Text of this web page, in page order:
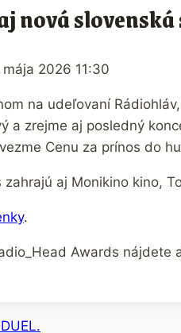
nová
mája 2026 11:30
na udeľovaní
a zrejme aj posledný
Cenu za prínos do
aj Monikino kino,
.
Awards nájdete